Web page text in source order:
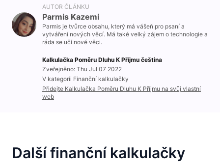
AUTOR ČLÁNKU
Parmis Kazemi
Parmis je tvůrce obsahu, který má vášeň pro psaní a
vytváření nových věcí. Má také velký zájem o technologie a
ráda se učí nové věci.
Kalkulačka Poměru Dluhu K Příjmu čeština
Zveřejněno: Thu Jul 07 2022
V kategorii Finanční kalkulačky
Přidejte Kalkulačka Poměru Dluhu K Příjmu na svůj vlastní
web
Další finanční kalkulačky